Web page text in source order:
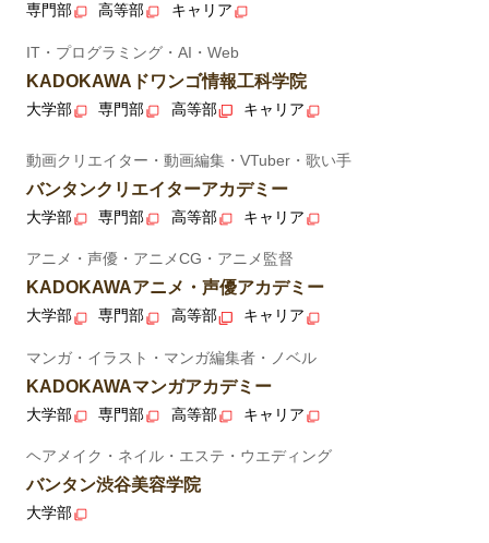
専門部 高等部 キャリア
IT・プログラミング・AI・Web
KADOKAWAドワンゴ情報工科学院
大学部 専門部 高等部 キャリア
動画クリエイター・動画編集・VTuber・歌い手
バンタンクリエイターアカデミー
大学部 専門部 高等部 キャリア
アニメ・声優・アニメCG・アニメ監督
KADOKAWAアニメ・声優アカデミー
大学部 専門部 高等部 キャリア
マンガ・イラスト・マンガ編集者・ノベル
KADOKAWAマンガアカデミー
大学部 専門部 高等部 キャリア
ヘアメイク・ネイル・エステ・ウエディング
バンタン渋谷美容学院
大学部